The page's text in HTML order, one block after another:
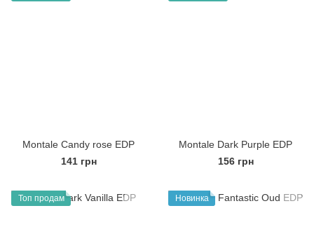
Montale Candy rose EDP
141 грн
Montale Dark Purple EDP
156 грн
Топ продам Новинка